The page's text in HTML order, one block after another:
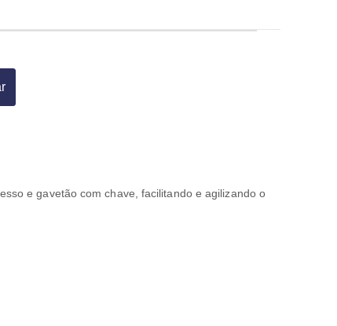
e gavetão com chave, facilitando e agilizando o